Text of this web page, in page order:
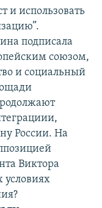
и использовать
подписала
союзом,
и социальный
России. На
Виктора
условиях